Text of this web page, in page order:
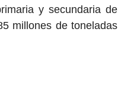
y secundaria de
millones de toneladas